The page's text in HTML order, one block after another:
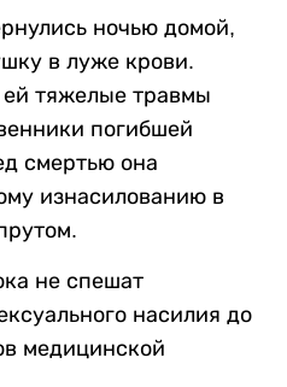
ночью домой,
в луже крови.
тяжелые травмы
погибшей
смертью она
изнасилованию в
не спешат
насилия до
медицинской